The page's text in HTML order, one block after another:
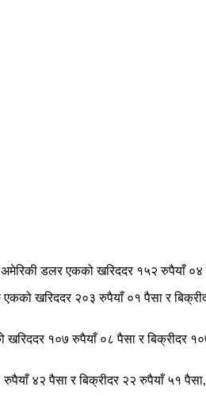
डलर एकको खरिददर १५२ रुपैयाँ ०४
खरिददर २०३ रुपैयाँ ०१ पैसा र
१०७ रुपैयाँ ०८ पैसा र बिक्रीदर
४२ पैसा र बिक्रीदर २२ रुपैयाँ ५१